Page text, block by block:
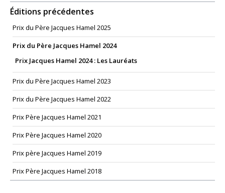
Éditions précédentes
Prix du Père Jacques Hamel 2025
Prix du Père Jacques Hamel 2024
Prix Jacques Hamel 2024 : Les Lauréats
Prix du Père Jacques Hamel 2023
Prix du Père Jacques Hamel 2022
Prix Père Jacques Hamel 2021
Prix Père Jacques Hamel 2020
Prix père Jacques Hamel 2019
Prix Père Jacques Hamel 2018